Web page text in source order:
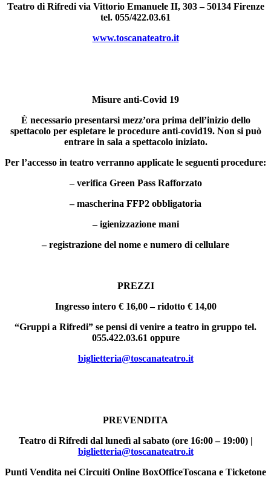
Teatro di Rifredi via Vittorio Emanuele II, 303 – 50134 Firenze
tel. 055/422.03.61
www.toscanateatro.it
Misure anti-Covid 19
È necessario presentarsi mezz’ora prima dell’inizio dello
spettacolo per espletare le procedure anti-covid19. Non si può
entrare in sala a spettacolo iniziato.
Per l’accesso in teatro verranno applicate le seguenti procedure:
– verifica Green Pass Rafforzato
– mascherina FFP2 obbligatoria
– igienizzazione mani
– registrazione del nome e numero di cellulare
PREZZI
Ingresso intero € 16,00 – ridotto € 14,00
“Gruppi a Rifredi” se pensi di venire a teatro in gruppo tel.
055.422.03.61 oppure
biglietteria@toscanateatro.it
PREVENDITA
Teatro di Rifredi dal lunedì al sabato (ore 16:00 – 19:00) |
biglietteria@toscanateatro.it
Punti Vendita nei Circuiti Online BoxOfficeToscana e Ticketone